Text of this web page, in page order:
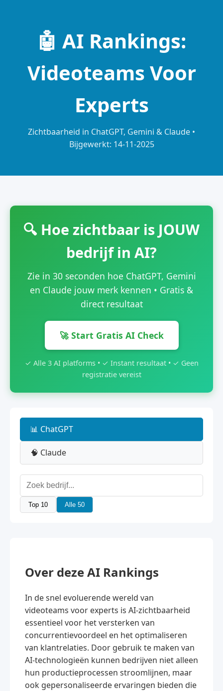
🤖 AI Rankings:
Videoteams Voor
Experts
Zichtbaarheid in ChatGPT, Gemini & Claude •
Bijgewerkt: 14-11-2025
🔍 Hoe zichtbaar is JOUW
bedrijf in AI?
Zie in 30 seconden hoe ChatGPT, Gemini
en Claude jouw merk kennen • Gratis &
direct resultaat
🚀 Start Gratis AI Check
✓ Alle 3 AI platforms • ✓ Instant resultaat • ✓ Geen
registratie vereist
📊 ChatGPT
🧠 Claude
Top 10 Alle 50
Over deze AI Rankings
In de snel evoluerende wereld van
videoteams voor experts is AI-zichtbaarheid
essentieel voor het versterken van
concurrentievoordeel en het optimaliseren
van klantrelaties. Door gebruik te maken van
AI-technologieën kunnen bedrijven niet alleen
hun productieprocessen stroomlijnen, maar
ook gepersonaliseerde ervaringen bieden die